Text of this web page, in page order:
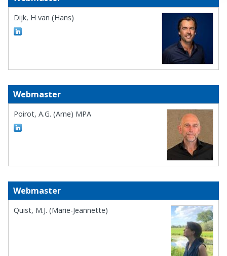
Dijk, H van (Hans)
Webmaster
Poirot, A.G. (Arne) MPA
Webmaster
Quist, M.J. (Marie-Jeannette)